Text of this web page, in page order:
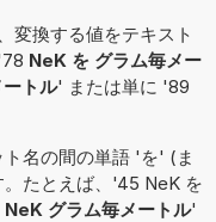
変換する値をテキスト
NeK を グラム毎メー
トル' または単に '89
名の間の単語 'を' (ま
たとえば、'45 NeK を
NeK グラム毎メートル'